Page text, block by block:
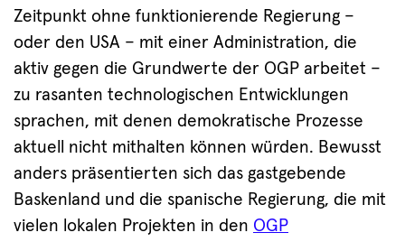
Zeitpunkt ohne funktionierende Regierung –
oder den USA – mit einer Administration, die
aktiv gegen die Grundwerte der OGP arbeitet –
zu rasanten technologischen Entwicklungen
sprachen, mit denen demokratische Prozesse
aktuell nicht mithalten können würden. Bewusst
anders präsentierten sich das gastgebende
Baskenland und die spanische Regierung, die mit
vielen lokalen Projekten in den OGP